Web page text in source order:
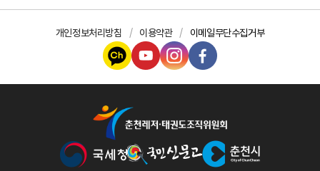
개인정보처리방침 이용약관 이메일무단수집거부